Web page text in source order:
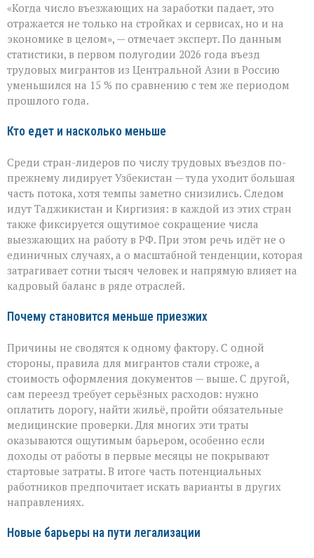
труда
чувствует
перемену»:
поток
трудовых
мигрантов
в
РФ
«Когда число въезжающих на заработки падает, это
отражается не только на стройках и сервисах, но и на
экономике в целом», — отмечает эксперт. По данным
статистики, в первом полугодии 2026 года въезд
трудовых мигрантов из Центральной Азии в Россию
уменьшился на 15 % по сравнению с тем же периодом
прошлого года.
Кто едет и насколько меньше
Среди стран-лидеров по числу трудовых въездов по-
прежнему лидирует Узбекистан — туда уходит большая
часть потока, хотя темпы заметно снизились. Следом
идут Таджикистан и Киргизия: в каждой из этих стран
также фиксируется ощутимое сокращение числа
выезжающих на работу в РФ. При этом речь идёт не о
единичных случаях, а о масштабной тенденции, которая
затрагивает сотни тысяч человек и напрямую влияет на
кадровый баланс в ряде отраслей.
Почему становится меньше приезжих
Причины не сводятся к одному фактору. С одной
стороны, правила для мигрантов стали строже, а
стоимость оформления документов — выше. С другой,
сам переезд требует серьёзных расходов: нужно
оплатить дорогу, найти жильё, пройти обязательные
медицинские проверки. Для многих эти траты
оказываются ощутимым барьером, особенно если
доходы от работы в первые месяцы не покрывают
стартовые затраты. В итоге часть потенциальных
работников предпочитает искать варианты в других
направлениях.
Новые барьеры на пути легализации